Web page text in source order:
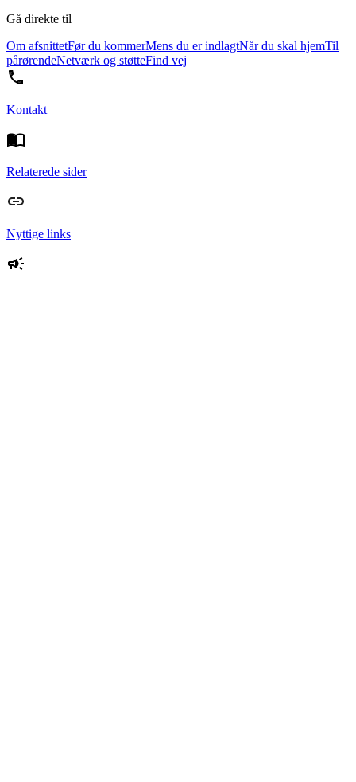
Gå direkte til
Om afsnittetFør du kommerMens du er indlagtNår du skal hjemTil
pårørendeNetværk og støtteFind vej
Kontakt
Relaterede sider
Nyttige links